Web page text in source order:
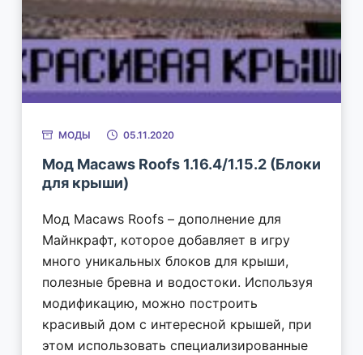
МОДЫ 05.11.2020
Мод Macaws Roofs 1.16.4/1.15.2 (Блоки
для крыши)
Мод Macaws Roofs – дополнение для
Майнкрафт, которое добавляет в игру
много уникальных блоков для крыши,
полезные бревна и водостоки. Используя
модификацию, можно построить
красивый дом с интересной крышей, при
этом использовать специализированные